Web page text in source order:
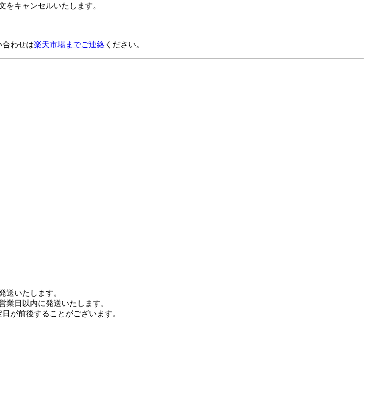
をキャンセルいたします。
わせは楽天市場までご連絡 ください。
いたします。
日以内に発送いたします。
が前後することがございます。